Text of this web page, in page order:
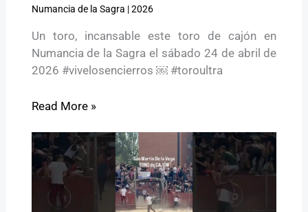
Numancia de la Sagra |2026
Un toro, incansable este toro de cajón en
Numancia de la Sagra el sábado 24 de abril de
2026 #vivelosencierros ￼ #toroultra
Read More »